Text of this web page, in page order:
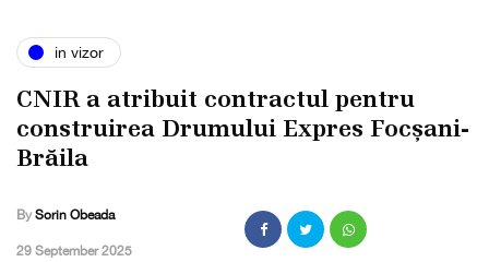
in vizor
CNIR a atribuit contractul pentru
construirea Drumului Expres Focșani-
Brăila
By Sorin Obeada
,29 September 2025